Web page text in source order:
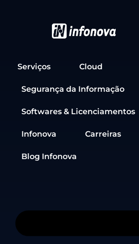
Serviços Cloud
Segurança da Informação
Softwares & Licenciamentos
Infonova Carreiras
Blog Infonova